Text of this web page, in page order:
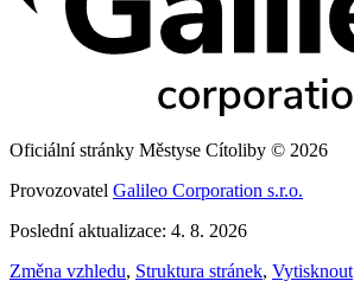
Oficiální stránky Městyse Cítoliby © 2026
Provozovatel Galileo Corporation s.r.o.
Poslední aktualizace: 4. 8. 2026
Změna vzhledu, Struktura stránek, Vytisknout